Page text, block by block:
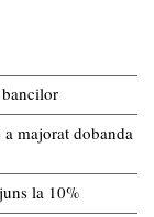
majorat dobanda
la 10%